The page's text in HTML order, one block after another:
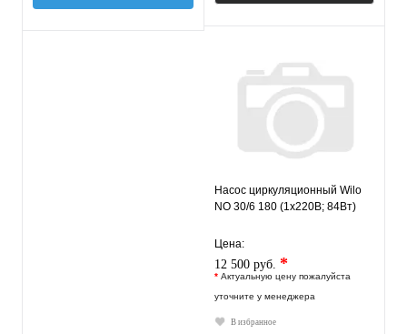
Насос циркуляционный Wilo
NO 30/6 180 (1х220В; 84Вт)
Цена:
12 500 руб. *
* Актуальную цену пожалуйста
уточните у менеджера
В избранное